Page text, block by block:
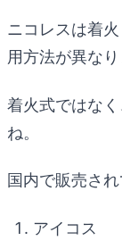
ニコレスは着
用方法が異なり
着火式ではな
ね。
国内で販売さ
アイコス